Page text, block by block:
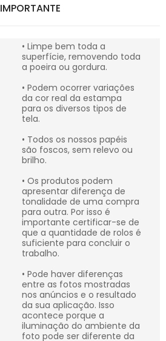
IMPORTANTE
• Limpe bem toda a
superfície, removendo toda
a poeira ou gordura.
• Podem ocorrer variações
da cor real da estampa
para os diversos tipos de
tela.
• Todos os nossos papéis
são foscos, sem relevo ou
brilho.
• Os produtos podem
apresentar diferença de
tonalidade de uma compra
para outra. Por isso é
importante certificar-se de
que a quantidade de rolos é
suficiente para concluir o
trabalho.
• Pode haver diferenças
entre as fotos mostradas
nos anúncios e o resultado
da sua aplicação. Isso
acontece porque a
iluminação do ambiente da
foto pode ser diferente da